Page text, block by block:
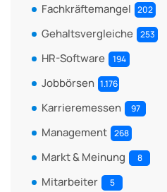
Fachkräftemangel 202
Gehaltsvergleiche 253
HR-Software 194
Jobbörsen 1.176
Karrieremessen 97
Management 268
Markt & Meinung 8
Mitarbeiter 5